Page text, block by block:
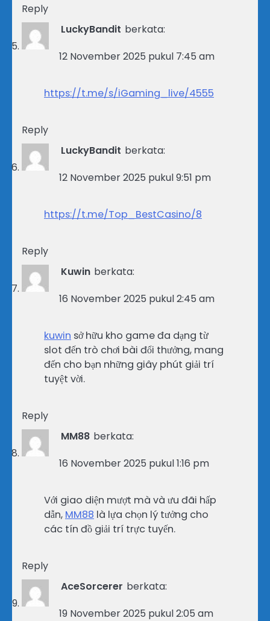
Reply
LuckyBandit berkata:
12 November 2025 pukul 7:45 am
https://t.me/s/iGaming_live/4555
Reply
LuckyBandit berkata:
12 November 2025 pukul 9:51 pm
https://t.me/Top_BestCasino/8
Reply
Kuwin berkata:
16 November 2025 pukul 2:45 am
kuwin sở hữu kho game đa dạng từ
slot đến trò chơi bài đổi thưởng, mang
đến cho bạn những giây phút giải trí
tuyệt vời.
Reply
MM88 berkata:
16 November 2025 pukul 1:16 pm
Với giao diện mượt mà và ưu đãi hấp
dẫn, MM88 là lựa chọn lý tưởng cho
các tín đồ giải trí trực tuyến.
Reply
AceSorcerer berkata:
19 November 2025 pukul 2:05 am